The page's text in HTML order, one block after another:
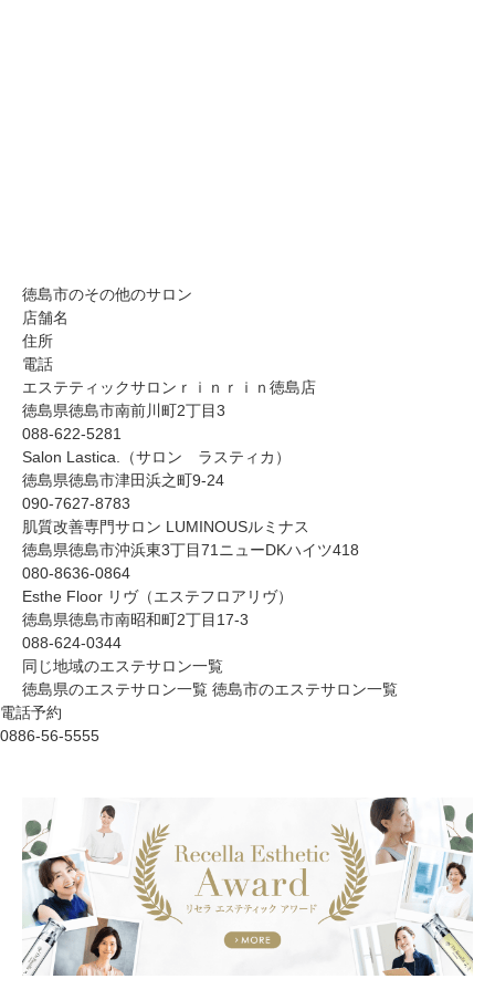
徳島市のその他のサロン
店舗名
住所
電話
エステティックサロンｒｉｎｒｉｎ徳島店
徳島県徳島市南前川町2丁目3
088-622-5281
Salon Lastica.（サロン ラスティカ）
徳島県徳島市津田浜之町9-24
090-7627-8783
肌質改善専門サロン LUMINOUSルミナス
徳島県徳島市沖浜東3丁目71ニューDKハイツ418
080-8636-0864
Esthe Floor リヴ（エステフロアリヴ）
徳島県徳島市南昭和町2丁目17-3
088-624-0344
同じ地域のエステサロン一覧
徳島県のエステサロン一覧 徳島市のエステサロン一覧
電話予約
0886-56-5555